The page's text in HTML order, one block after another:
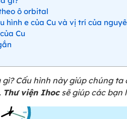
ô orbital
hình e của Cu và vị trí của
Cu
Cấu hình này giúp chúng
Thư viện Ihocsẽ giúp các bạn